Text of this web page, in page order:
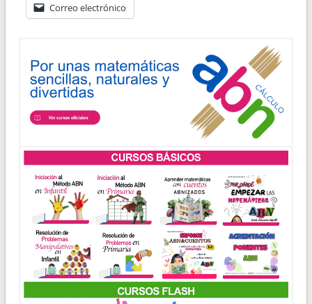
Correo electrónico